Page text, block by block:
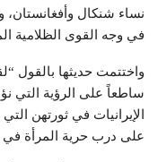
نساء شنكال وأفغانستان،
في وجه القوى الظلامية
واختتمت حديثها بالقول
ساطعاً على الرؤية التي
الإيرانيات في ثورتهن
على درب حرية المرأة في